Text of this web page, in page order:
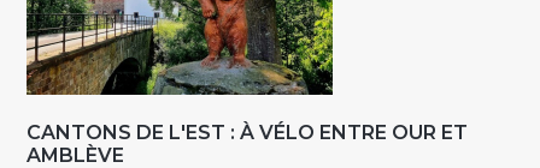
CANTONS DE L'EST : À VÉLO ENTRE OUR ET
AMBLÈVE